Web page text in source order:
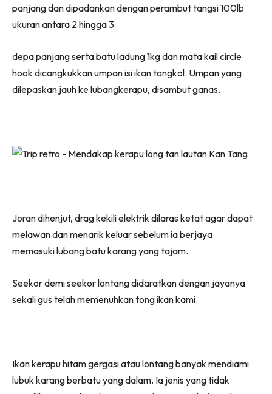
panjang dan dipadankan dengan perambut tangsi 100lb
ukuran antara 2 hingga 3
depa panjang serta batu ladung 1kg dan mata kail circle
hook dicangkukkan umpan isi ikan tongkol. Umpan yang
dilepaskan jauh ke lubangkerapu, disambut ganas.
Joran dihenjut, drag kekili elektrik dilaras ketat agar dapat
melawan dan menarik keluar sebelum ia berjaya
memasuki lubang batu karang yang tajam.
Seekor demi seekor lontang didaratkan dengan jayanya
sekali gus telah memenuhkan tong ikan kami.
Ikan kerapu hitam gergasi atau lontang banyak mendiami
lubuk karang berbatu yang dalam. Ia jenis yang tidak